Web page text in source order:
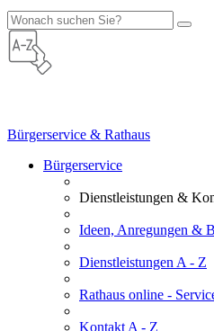
Bürgerservice & Rathaus
Bürgerservice
Dienstleistungen &
Ideen, Anregungen &
Dienstleistungen A - Z
Rathaus online -
Kontakt A - Z